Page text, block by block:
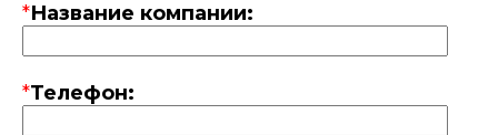
*Название компании:
*Телефон: